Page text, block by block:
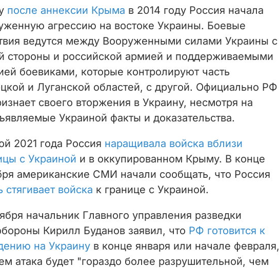
после аннексии Крыма в 2014 году Россия начала
агрессию на востоке Украины. Боевые
ведутся между Вооруженными силами Украины с
стороны и российской армией и поддерживаемыми
боевиками, которые контролируют часть
и Луганской областей, с другой. Официально РФ
своего вторжения в Украину, несмотря на
Украиной факты и доказательства.
2021 года Россия наращивала войска вблизи
с Украиной и в оккупированном Крыму. В конце
американские СМИ начали сообщать, что Россия
стягивает войска к границе с Украиной.
начальник Главного управления разведки
Кирилл Буданов заявил, что РФ готовится к
на Украину в конце января или начале февраля,
атака будет "гораздо более разрушительной, чем